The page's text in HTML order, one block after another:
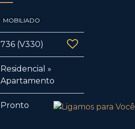
MOBILIADO
736 (V330)
Residencial »
Apartamento
Pronto